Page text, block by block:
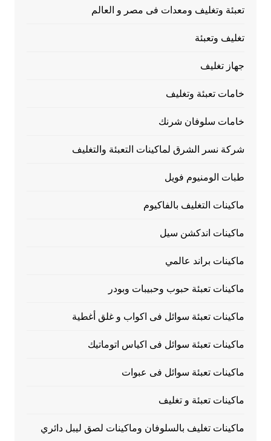
تعبئة وتغليف ومعدات فى مصر و العالم
تغليف وتعبئة
جهاز تغليف
خامات تعبئة وتغليف
خامات سلوفان شرنك
شركة نسر الشرق لماكينات التعبئة والتغليف
طبات الومنيوم فويل
ماكينات التغليف بالفاكيوم
ماكينات اندكشن سيل
ماكينات براند عالمي
ماكينات تعبئة حبوب وحبيبات وبودر
ماكينات تعبئة سوائل فى اكواب و غلق أغطية
ماكينات تعبئة سوائل فى اكياس اتوماتيك
ماكينات تعبئة سوائل فى عبوات
ماكينات تعبئة و تغليف
ماكينات تغليف بالسلوفان وماكينات لصق ليبل دائري